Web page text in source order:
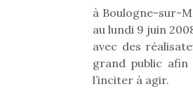
à Boulogne-sur-
au lundi 9 juin
avec des
grand public
l’inciter à agir.